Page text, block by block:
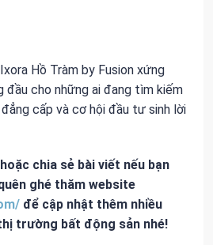
Hồ Tràm by Fusion xứng
đầu cho những ai đang tìm kiếm
cấp và cơ hội đầu tư sinh lời
chia sẻ bài viết nếu bạn
ghé thăm website
để cập nhật thêm nhiều
trường bất động sản nhé!